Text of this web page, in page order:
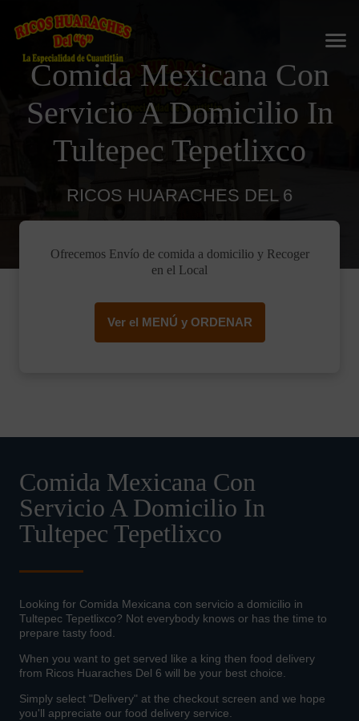
Comida Mexicana Con
Servicio A Domicilio In
Tultepec Tepetlixco
RICOS HUARACHES DEL 6
Ofrecemos Envío de comida a domicilio y Recoger
en el Local
Ver el MENÚ y ORDENAR
Comida Mexicana Con
Servicio A Domicilio In
Tultepec Tepetlixco
Looking for Comida Mexicana con servicio a domicilio in
Tultepec Tepetlixco? Not everybody knows or has the time to
prepare tasty food.
When you want to get served like a king then food delivery
from Ricos Huaraches Del 6 will be your best choice.
Simply select "Delivery" at the checkout screen and we hope
you'll appreciate our food delivery service.